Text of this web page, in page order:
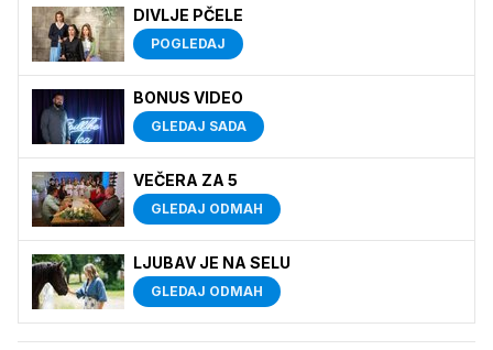
DIVLJE PČELE
POGLEDAJ
BONUS VIDEO
GLEDAJ SADA
VEČERA ZA 5
GLEDAJ ODMAH
LJUBAV JE NA SELU
GLEDAJ ODMAH